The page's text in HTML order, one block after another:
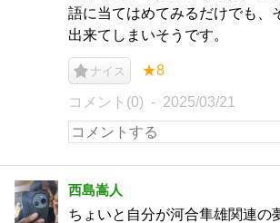
語に当てはめてみるだけでも、
出来てしまいそうです。
ナイス ★8
コメント(0) 2025/03/21
西島嵩人
ちょいと自分が河合隼雄関連の